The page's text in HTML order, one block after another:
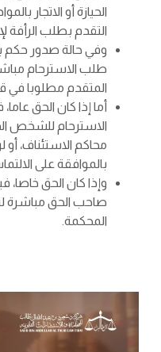
الحيازة أو الاتجار
التقدم بطلب الرأفة
وفي حالة صدور حكم
طلب الاسترحام
المتقدم مطلوبا في
أما إذا كان الحق
الاسترحام للشخص
محاكم الاستئناف، أو
بالموافقة على
وإذا كان الحق
صاحب الحق مباشرة
المحكمة.